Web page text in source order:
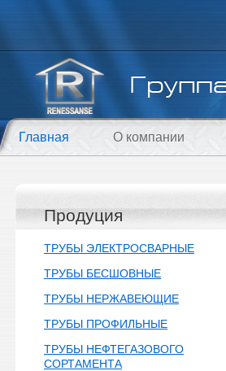
Главная О компании
Продуция
ТРУБЫ ЭЛЕКТРОСВАРНЫЕ
ТРУБЫ БЕСШОВНЫЕ
ТРУБЫ НЕРЖАВЕЮЩИЕ
ТРУБЫ ПРОФИЛЬНЫЕ
ТРУБЫ НЕФТЕГАЗОВОГО
СОРТАМЕНТА